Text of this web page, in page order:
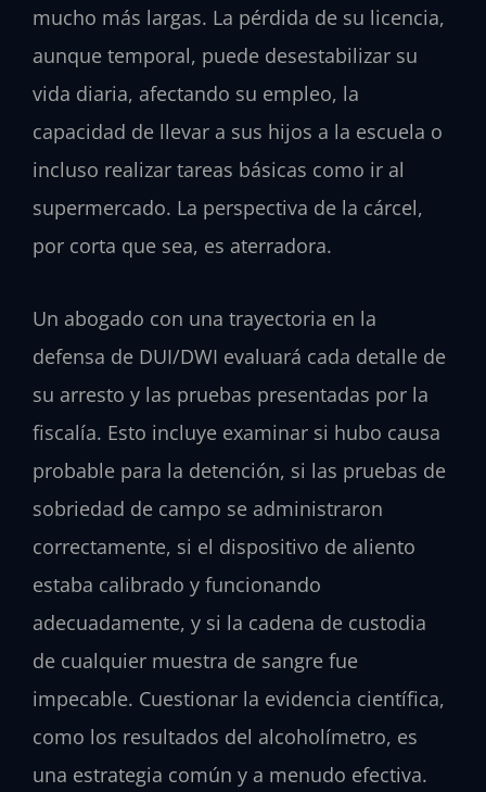
mucho más largas. La pérdida de su licencia,
aunque temporal, puede desestabilizar su
vida diaria, afectando su empleo, la
capacidad de llevar a sus hijos a la escuela o
incluso realizar tareas básicas como ir al
supermercado. La perspectiva de la cárcel,
por corta que sea, es aterradora.
Un abogado con una trayectoria en la
defensa de DUI/DWI evaluará cada detalle de
su arresto y las pruebas presentadas por la
fiscalía. Esto incluye examinar si hubo causa
probable para la detención, si las pruebas de
sobriedad de campo se administraron
correctamente, si el dispositivo de aliento
estaba calibrado y funcionando
adecuadamente, y si la cadena de custodia
de cualquier muestra de sangre fue
impecable. Cuestionar la evidencia científica,
como los resultados del alcoholímetro, es
una estrategia común y a menudo efectiva.